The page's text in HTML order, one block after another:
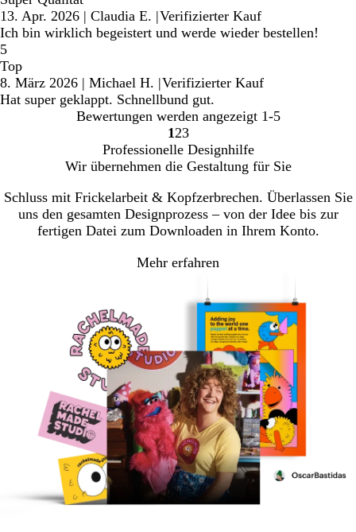
13. Apr. 2026 | Claudia E. |Verifizierter Kauf
Ich bin wirklich begeistert und werde wieder bestellen!
5
Top
8. März 2026 | Michael H. |Verifizierter Kauf
Hat super geklappt. Schnellbund gut.
Bewertungen werden angezeigt 1-5
Gehe
zu
Seite
1Gehe
zu
Seite
2Gehe
zu
Seite
3
Professionelle Designhilfe
Wir übernehmen die Gestaltung für Sie
Schluss mit Frickelarbeit & Kopfzerbrechen. Überlassen Sie
uns den gesamten Designprozess – von der Idee bis zur
fertigen Datei zum Downloaden in Ihrem Konto.
Mehr erfahren